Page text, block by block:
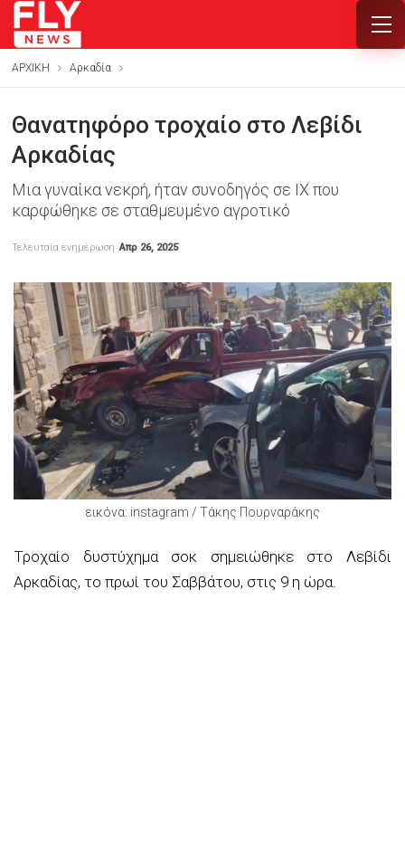
ΑΡΧΙΚΗ Αρκαδία
Θανατηφόρο τροχαίο στο Λεβίδι
Αρκαδίας
Μια γυναίκα νεκρή, ήταν συνοδηγός σε ΙΧ που
καρφώθηκε σε σταθμευμένο αγροτικό
Τελευταία ενημέρωση Απρ 26, 2025
εικόνα: instagram / Τάκης Πουρναράκης
Τροχαίο δυστύχημα σοκ σημειώθηκε στο Λεβίδι
Αρκαδίας, το πρωί του Σαββάτου, στις 9 η ώρα.